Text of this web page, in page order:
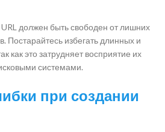
URL должен быть свободен от лишних
Постарайтесь избегать длинных и
как это затрудняет восприятие их
системами.
при создании